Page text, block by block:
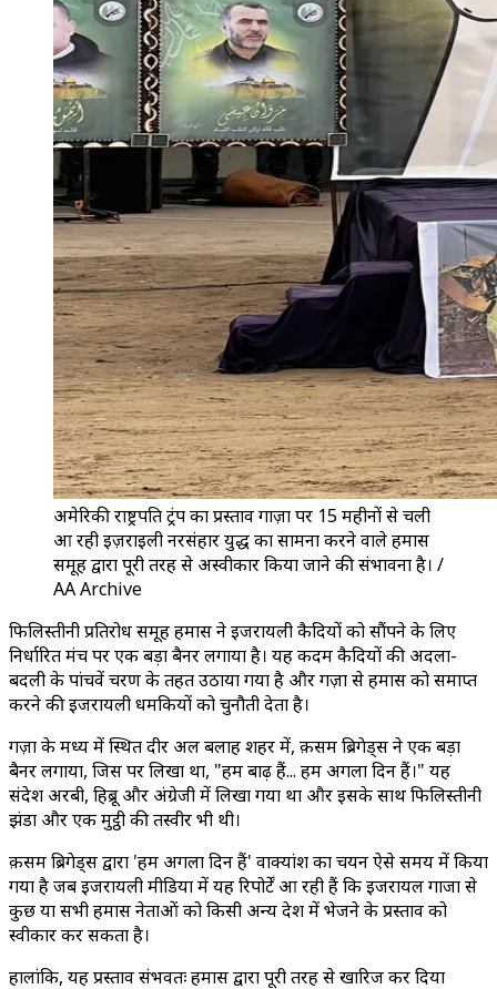
अमेरिकी राष्ट्रपति ट्रंप का प्रस्ताव गाज़ा पर 15 महीनों से चली
आ रही इज़राइली नरसंहार युद्ध का सामना करने वाले हमास
समूह द्वारा पूरी तरह से अस्वीकार किया जाने की संभावना है। /
AA Archive
फिलिस्तीनी प्रतिरोध समूह हमास ने इजरायली कैदियों को सौंपने के लिए
निर्धारित मंच पर एक बड़ा बैनर लगाया है। यह कदम कैदियों की अदला-
बदली के पांचवें चरण के तहत उठाया गया है और गज़ा से हमास को समाप्त
करने की इजरायली धमकियों को चुनौती देता है।
गज़ा के मध्य में स्थित दीर अल बलाह शहर में, क़सम ब्रिगेड्स ने एक बड़ा
बैनर लगाया, जिस पर लिखा था, "हम बाढ़ हैं... हम अगला दिन हैं।" यह
संदेश अरबी, हिब्रू और अंग्रेजी में लिखा गया था और इसके साथ फिलिस्तीनी
झंडा और एक मुट्ठी की तस्वीर भी थी।
क़सम ब्रिगेड्स द्वारा 'हम अगला दिन हैं' वाक्यांश का चयन ऐसे समय में किया
गया है जब इजरायली मीडिया में यह रिपोर्टें आ रही हैं कि इजरायल गाजा से
कुछ या सभी हमास नेताओं को किसी अन्य देश में भेजने के प्रस्ताव को
स्वीकार कर सकता है।
हालांकि, यह प्रस्ताव संभवतः हमास द्वारा पूरी तरह से खारिज कर दिया